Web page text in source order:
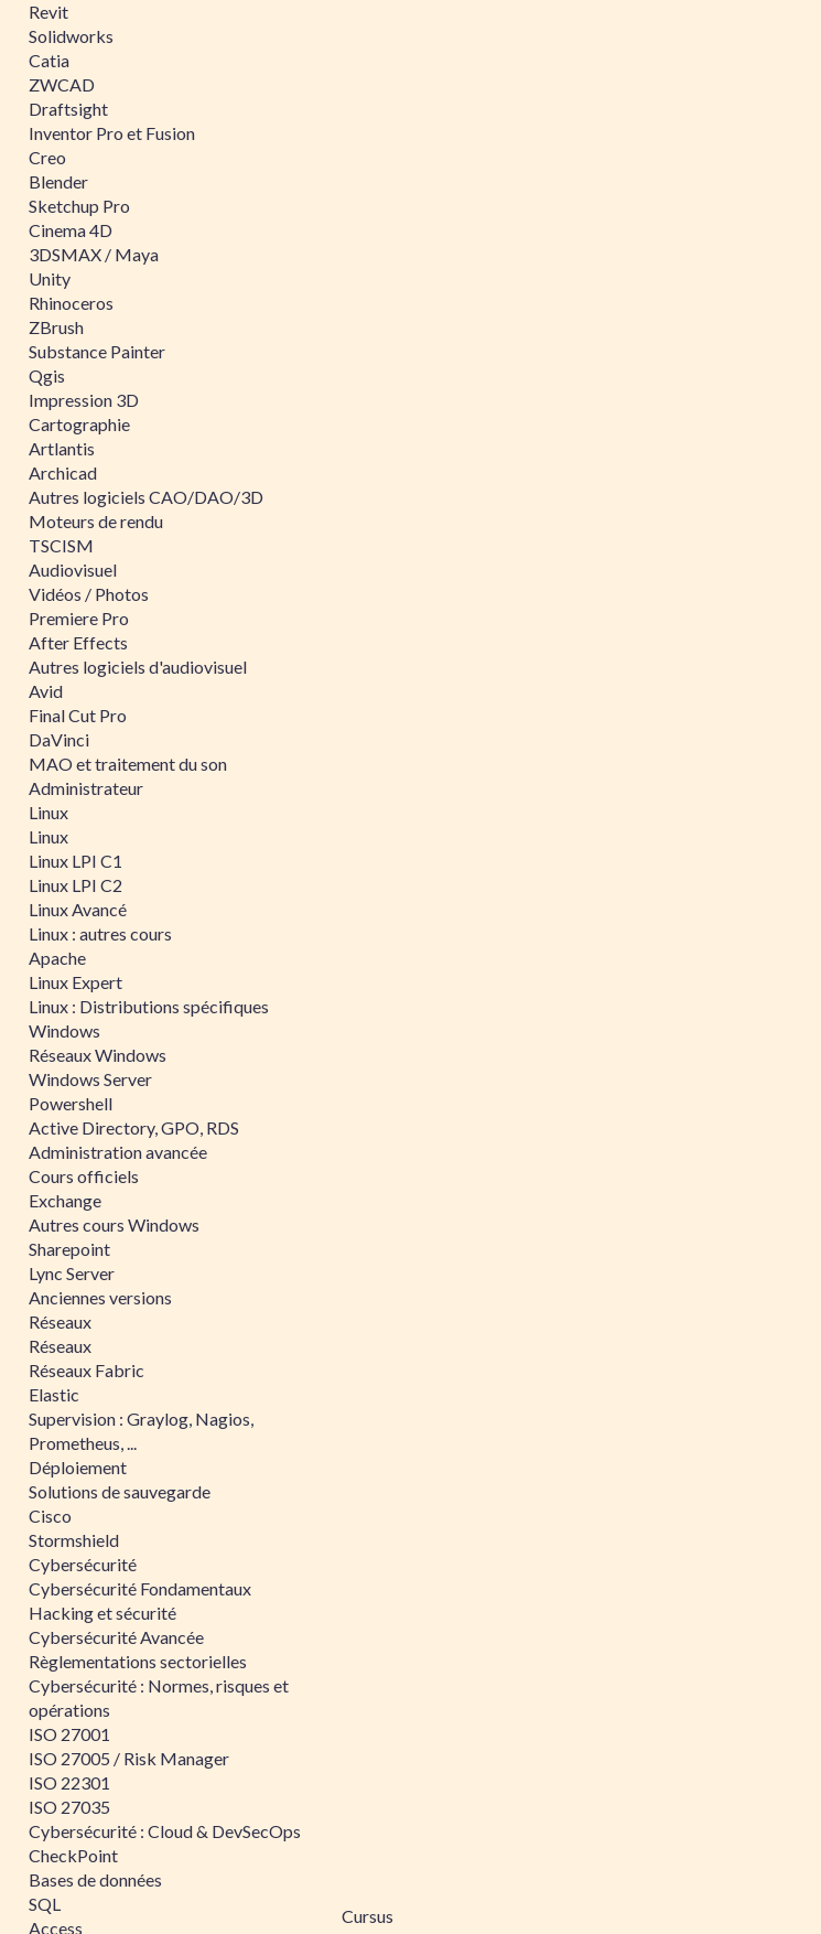
Revit
Solidworks
Catia
ZWCAD
Draftsight
Inventor Pro et Fusion
Creo
Blender
Sketchup Pro
Cinema 4D
3DSMAX / Maya
Unity
Rhinoceros
ZBrush
Substance Painter
Qgis
Impression 3D
Cartographie
Artlantis
Archicad
Autres logiciels CAO/DAO/3D
Moteurs de rendu
TSCISM
Audiovisuel
Vidéos / Photos
Premiere Pro
After Effects
Autres logiciels d'audiovisuel
Avid
Final Cut Pro
DaVinci
MAO et traitement du son
Administrateur
Linux
Linux
Linux LPI C1
Linux LPI C2
Linux Avancé
Linux : autres cours
Apache
Linux Expert
Linux : Distributions spécifiques
Windows
Réseaux Windows
Windows Server
Powershell
Active Directory, GPO, RDS
Administration avancée
Cours officiels
Exchange
Autres cours Windows
Sharepoint
Lync Server
Anciennes versions
Réseaux
Réseaux
Réseaux Fabric
Elastic
Supervision : Graylog, Nagios,
Prometheus, ...
Déploiement
Solutions de sauvegarde
Cisco
Stormshield
Cybersécurité
Cybersécurité Fondamentaux
Hacking et sécurité
Cybersécurité Avancée
Règlementations sectorielles
Cybersécurité : Normes, risques et
opérations
ISO 27001
ISO 27005 / Risk Manager
ISO 22301
ISO 27035
Cybersécurité : Cloud & DevSecOps
CheckPoint
Bases de données
SQL
Access
Cursus